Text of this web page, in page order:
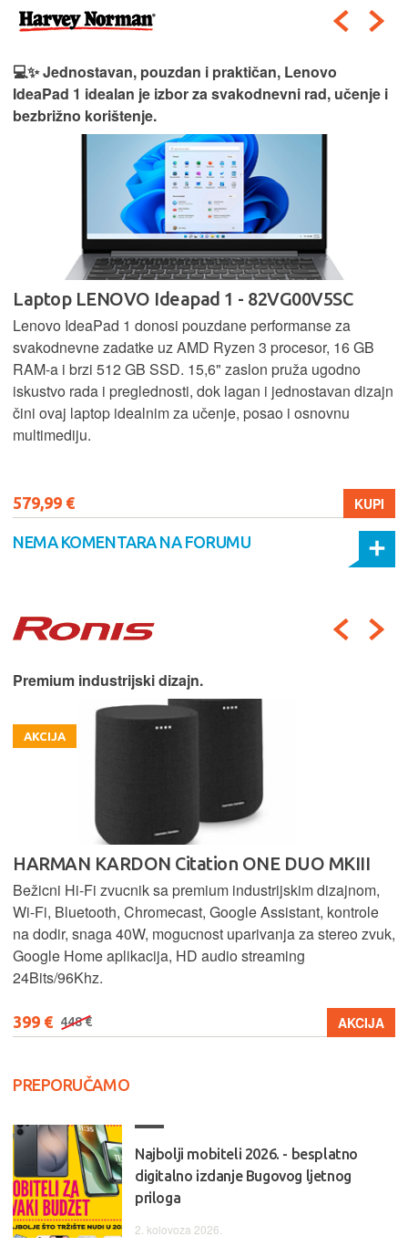
💻✨ Jednostavan, pouzdan i praktičan, Lenovo
IdeaPad 1 idealan je izbor za svakodnevni rad, učenje i
bezbrižno korištenje.
Laptop LENOVO Ideapad 1 - 82VG00V5SC
Lenovo IdeaPad 1 donosi pouzdane performanse za
svakodnevne zadatke uz AMD Ryzen 3 procesor, 16 GB
RAM-a i brzi 512 GB SSD. 15,6" zaslon pruža ugodno
iskustvo rada i preglednosti, dok lagan i jednostavan dizajn
čini ovaj laptop idealnim za učenje, posao i osnovnu
multimediju.
579,99 € KUPI
NEMA KOMENTARA NA FORUMU
Premium industrijski dizajn.
AKCIJA
HARMAN KARDON Citation ONE DUO MKIII
Bežicni Hi-Fi zvucnik sa premium industrijskim dizajnom,
Wi-Fi, Bluetooth, Chromecast, Google Assistant, kontrole
na dodir, snaga 40W, mogucnost uparivanja za stereo zvuk,
Google Home aplikacija, HD audio streaming
24Bits/96Khz.
399 € 448 € AKCIJA
PREPORUČAMO
Najbolji mobiteli 2026. - besplatno
digitalno izdanje Bugovog ljetnog
priloga
2. kolovoza 2026.